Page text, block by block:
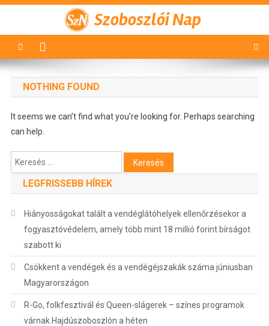
Szoboszlói Nap
NOTHING FOUND
It seems we can’t find what you’re looking for. Perhaps searching
can help.
Keresés:
LEGFRISSEBB HÍREK
Hiányosságokat talált a vendéglátóhelyek ellenőrzésekor a
fogyasztóvédelem, amely több mint 18 millió forint bírságot
szabott ki
Csökkent a vendégek és a vendégéjszakák száma júniusban
Magyarországon
R-Go, folkfesztivál és Queen-slágerek – színes programok
várnak Hajdúszoboszlón a héten